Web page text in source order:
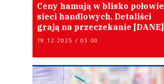
Ceny hamują w blisko połowie
sieci handlowych. Detaliści
grają na przeczekanie [DANE]
19.12.2025 / 05:00